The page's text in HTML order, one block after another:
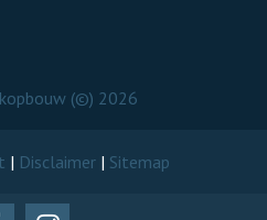
(©) 2026
| Disclaimer | Sitemap